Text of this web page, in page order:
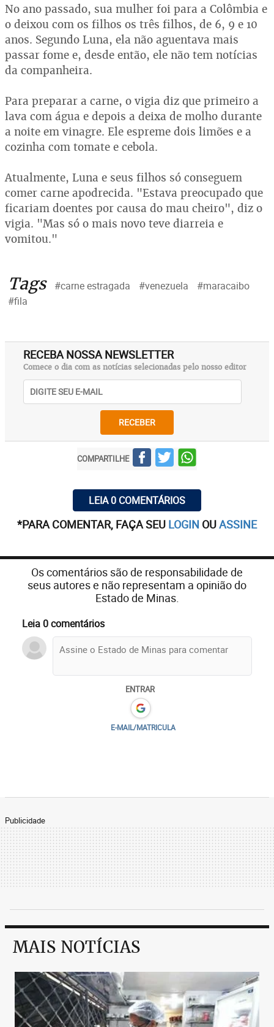
No ano passado, sua mulher foi para a Colômbia e
o deixou com os filhos os três filhos, de 6, 9 e 10
anos. Segundo Luna, ela não aguentava mais
passar fome e, desde então, ele não tem notícias
da companheira.
Para preparar a carne, o vigia diz que primeiro a
lava com água e depois a deixa de molho durante
a noite em vinagre. Ele espreme dois limões e a
cozinha com tomate e cebola.
Atualmente, Luna e seus filhos só conseguem
comer carne apodrecida. "Estava preocupado que
ficariam doentes por causa do mau cheiro", diz o
vigia. "Mas só o mais novo teve diarreia e
vomitou."
Tags #carne estragada #venezuela
#maracaibo
#fila
RECEBA NOSSA NEWSLETTER
Comece o dia com as notícias selecionadas pelo nosso editor
RECEBER
COMPARTILHE
LEIA 0 COMENTÁRIOS
*PARA COMENTAR, FAÇA SEU LOGIN OUASSINE
Os comentários são de responsabilidade de
seus autores e não representam a opinião do
Estado de Minas.
Leia 0 comentários
ENTRAR
E-MAIL/MATRICULA
Publicidade
MAIS NOTÍCIAS